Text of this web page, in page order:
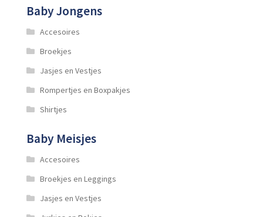
Baby Jongens
Accesoires
Broekjes
Jasjes en Vestjes
Rompertjes en Boxpakjes
Shirtjes
Baby Meisjes
Accesoires
Broekjes en Leggings
Jasjes en Vestjes